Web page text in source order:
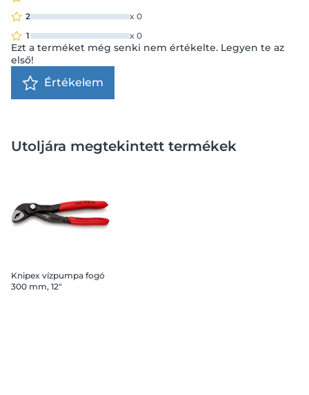
2
x 0
1
x 0
Ezt a terméket még senki nem értékelte. Legyen te az
első!
Értékelem
Utoljára megtekintett termékek
Knipex vízpumpa fogó
300 mm, 12"